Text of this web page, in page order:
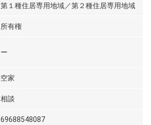
第１種住居専用地域／第２種住居専用地域
所有権
ー
空家
相談
69688548087